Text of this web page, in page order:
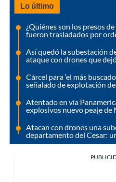
Lo último
¿Quiénes son los presos
fueron trasladados por
Así quedó la subestación
ataque con drones que
Cárcel para ‘el más
señalado de explotación
Atentado en vía
explosivos nuevo peaje de
Atacan con drones una
departamento del Cesar: